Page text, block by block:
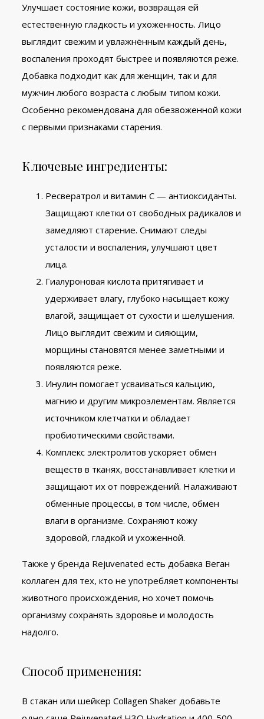
Улучшает состояние кожи, возвращая ей
естественную гладкость и ухоженность. Лицо
выглядит свежим и увлажнённым каждый день,
воспаления проходят быстрее и появляются реже.
Добавка подходит как для женщин, так и для
мужчин любого возраста с любым типом кожи.
Особенно рекомендована для обезвоженной кожи
с первыми признаками старения.
Ключевые ингредиенты:
Ресвератрол и витамин С — антиоксиданты.
Защищают клетки от свободных радикалов и
замедляют старение. Снимают следы
усталости и воспаления, улучшают цвет
лица.
Гиалуроновая кислота притягивает и
удерживает влагу, глубоко насыщает кожу
влагой, защищает от сухости и шелушения.
Лицо выглядит свежим и сияющим,
морщины становятся менее заметными и
появляются реже.
Инулин помогает усваиваться кальцию,
магнию и другим микроэлементам. Является
источником клетчатки и обладает
пробиотическими свойствами.
Комплекс электролитов ускоряет обмен
веществ в тканях, восстанавливает клетки и
защищают их от повреждений. Налаживают
обменные процессы, в том числе, обмен
влаги в организме. Сохраняют кожу
здоровой, гладкой и ухоженной.
Также у бренда Rejuvenated есть добавка Веган
коллаген для тех, кто не употребляет компоненты
животного происхождения, но хочет помочь
организму сохранять здоровье и молодость
надолго.
Способ применения:
В стакан или шейкер Collagen Shaker добавьте